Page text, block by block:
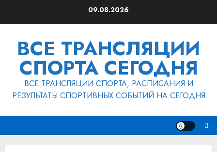
09.08.2026
ВСЕ ТРАНСЛЯЦИИ
СПОРТА СЕГОДНЯ
ВСЕ ТРАНСЛЯЦИИ СПОРТА, РАСПИСАНИЯ И
РЕЗУЛЬТАТЫ СПОРТИВНЫХ СОБЫТИЙ НА СЕГОДНЯ